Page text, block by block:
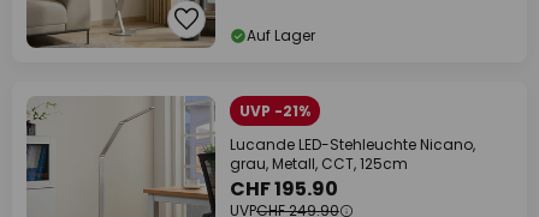
Auf Lager
UVP -21%
Lucande LED-Stehleuchte Nicano,
grau, Metall, CCT, 125cm
CHF 195.90
UVPCHF 249.90